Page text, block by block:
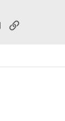
EmailLink